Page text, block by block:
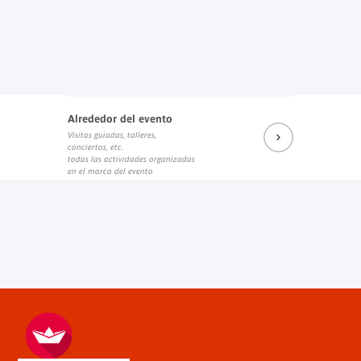
Alrededor del evento
Visitas guiadas, talleres,
conciertos, etc.
todas las actividades organizadas
en el marco del evento